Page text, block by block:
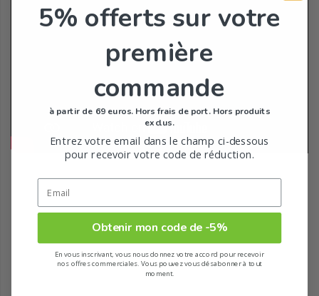
5% offerts sur votre
première
commande
à partir de 69 euros. Hors frais de port. Hors produits
exclus.
Entrez votre email dans le champ ci-dessous
pour recevoir votre code de réduction.
Obtenir mon code de -5%
En vous inscrivant, vous nous donnez votre accord pour recevoir
nos offres commerciales. Vous pouvez vous désabonner à tout
moment.